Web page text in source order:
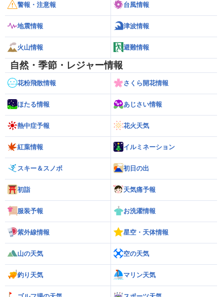
警報・注意報 台風情報
地震情報 津波情報
火山情報 避難情報
自然・季節・レジャー情報
花粉飛散情報 さくら開花情報
ほたる情報 あじさい情報
熱中症予報 花火天気
紅葉情報 イルミネーション
スキー＆スノボ 初日の出
初詣 天気痛予報
服装予報 お洗濯情報
紫外線情報 星空・天体情報
山の天気 空の天気
釣り天気 マリン天気